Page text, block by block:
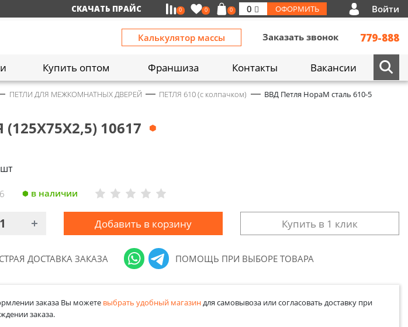
СКАЧАТЬ ПРАЙС 0 0 0 0 ОФОРМИТЬ Войти
Калькулятор массы Заказать звонок 779-888
Купить оптом Франшиза Контакты Вакансии
ПЕТЛИ ДЛЯ МЕЖКОМНАТНЫХ ДВЕРЕЙ ПЕТЛЯ 610 (с колпачком)
ВВД Петля НораМ сталь 610-5
10617
в наличии
Добавить в корзину Купить в 1 клик
ДОСТАВКА ЗАКАЗА ПОМОЩЬ ПРИ ВЫБОРЕ ТОВАРА
заказа Вы можете выбрать удобный магазиндля самовывоза или согласовать доставку при
заказа.